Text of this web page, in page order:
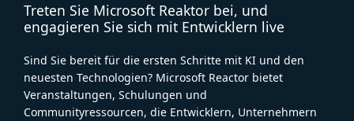
Treten Sie Microsoft Reaktor bei, und
engagieren Sie sich mit Entwicklern live
Sind Sie bereit für die ersten Schritte mit KI und den
neuesten Technologien? Microsoft Reactor bietet
Veranstaltungen, Schulungen und
Communityressourcen, die Entwicklern, Unternehmern